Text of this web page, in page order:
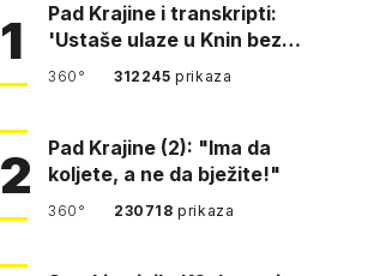
1
Pad Krajine i transkripti:
'Ustaše ulaze u Knin bez
borbe. Mile, ovo je bežanij…
360° 312245prikaza
2
Pad Krajine (2): "Ima da
koljete, a ne da bježite!"
360° 230718prikaza